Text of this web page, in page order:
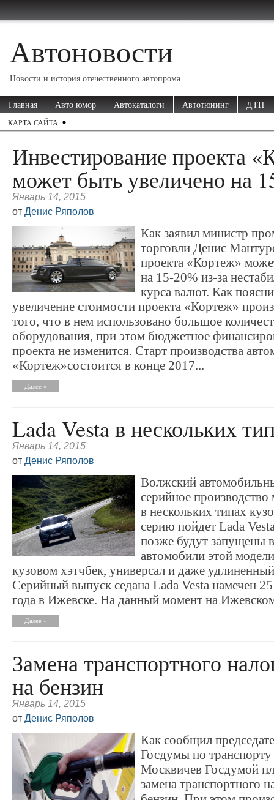
Автоновости
Новости и история отечественного автопрома
Главная Авто юмор Автокаталоги Автотюнинг ДТП
КАРТА САЙТА
Инвестирование проекта
может быть увеличено на
Январь 14, 2015
от Денис Ряполов
Как заявил министр
торговли Денис
проекта «Кортеж»
на 15-20% из-за
курса валют. Как
увеличение стоимости проекта «Кортеж»
того, что в нем использовано большое
оборудования, при этом бюджетное
проекта не изменится. Старт производства
«Кортеж»состоится в конце 2017...
Далее »
Lada Vesta в нескольких
Январь 14, 2015
от Денис Ряполов
Волжский
серийное производство
в нескольких типах
серию пойдет Lada
позже будут запущены
автомобили этой
кузовом хэтчбек, универсал и даже
Серийный выпуск седана Lada Vesta намечен
года в Ижевске. На данный момент на
Далее »
Замена транспортного
на бензин
Январь 14, 2015
от Денис Ряполов
Как сообщил
Госдумы по
Москвичев Госдумой
замена транспортного